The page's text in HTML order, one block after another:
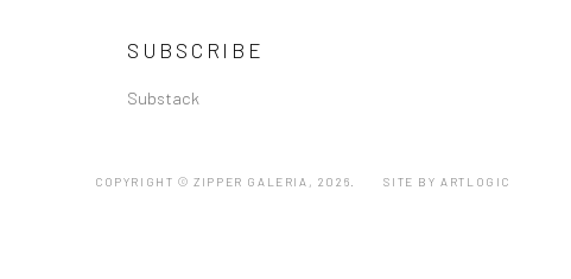
SUBSCRIBE
Substack
COPYRIGHT © ZIPPER GALERIA, 2026. SITE BY ARTLOGIC